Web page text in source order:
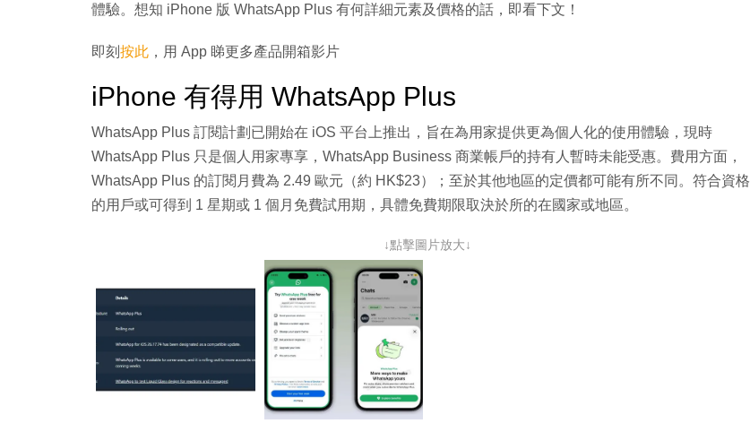
體驗。想知 iPhone 版 WhatsApp Plus 有何詳細元素及價格的話，即看下文！
即刻 按此 ，用 App 睇更多產品開箱影片
iPhone 有得用 WhatsApp Plus
WhatsApp Plus 訂閱計劃已開始在 iOS 平台上推出，旨在為用家提供更為個人化的使用體驗，現時
WhatsApp Plus 只是個人用家專享，WhatsApp Business 商業帳戶的持有人暫時未能受惠。費用方面，
WhatsApp Plus 的訂閱月費為 2.49 歐元（約 HK$23）；至於其他地區的定價都可能有所不同。符合資格
的用戶或可得到 1 星期或 1 個月免費試用期，具體免費期限取決於所的在國家或地區。
↓點擊圖片放大↓